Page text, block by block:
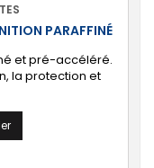
PARAFFINÉ
et pré-accéléré.
la protection et
sur votre
etc. 🔝 [Finition
lisse, brillante
la surface visible